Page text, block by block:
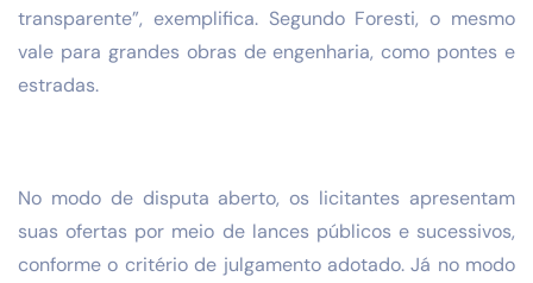
transparente”, exemplifica. Segundo Foresti, o mesmo
vale para grandes obras de engenharia, como pontes e
estradas.
No modo de disputa aberto, os licitantes apresentam
suas ofertas por meio de lances públicos e sucessivos,
conforme o critério de julgamento adotado. Já no modo